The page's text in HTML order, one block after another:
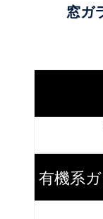
窓ガ
有機系